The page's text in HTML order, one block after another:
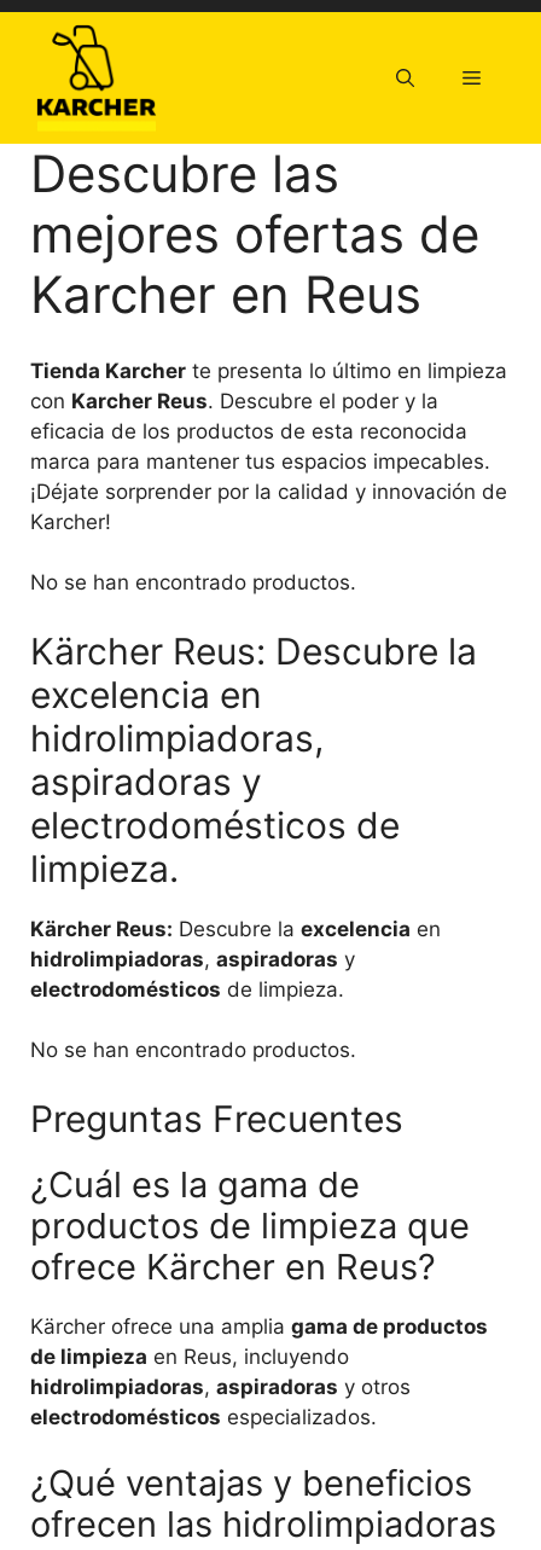
Saltar
contenido
Menú
Descubre las
mejores ofertas de
Karcher en Reus
Tienda Karcher te presenta lo último en limpieza
con Karcher Reus. Descubre el poder y la
eficacia de los productos de esta reconocida
marca para mantener tus espacios impecables.
¡Déjate sorprender por la calidad y innovación de
Karcher!
No se han encontrado productos.
Kärcher Reus: Descubre la
excelencia en
hidrolimpiadoras,
aspiradoras y
electrodomésticos de
limpieza.
Kärcher Reus: Descubre la excelencia en
hidrolimpiadoras, aspiradoras y
electrodomésticos de limpieza.
No se han encontrado productos.
Preguntas Frecuentes
¿Cuál es la gama de
productos de limpieza que
ofrece Kärcher en Reus?
Kärcher ofrece una amplia gama de productos
de limpieza en Reus, incluyendo
hidrolimpiadoras, aspiradoras y otros
electrodomésticos especializados.
¿Qué ventajas y beneficios
ofrecen las hidrolimpiadoras